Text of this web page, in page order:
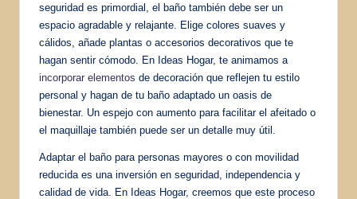
seguridad es primordial, el baño también debe ser un
espacio agradable y relajante. Elige colores suaves y
cálidos, añade plantas o accesorios decorativos que te
hagan sentir cómodo. En Ideas Hogar, te animamos a
incorporar elementos de decoración que reflejen tu estilo
personal y hagan de tu baño adaptado un oasis de
bienestar. Un espejo con aumento para facilitar el afeitado o
el maquillaje también puede ser un detalle muy útil.
Adaptar el baño para personas mayores o con movilidad
reducida es una inversión en seguridad, independencia y
calidad de vida. En Ideas Hogar, creemos que este proceso